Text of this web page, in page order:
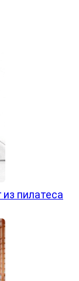
пилатеса